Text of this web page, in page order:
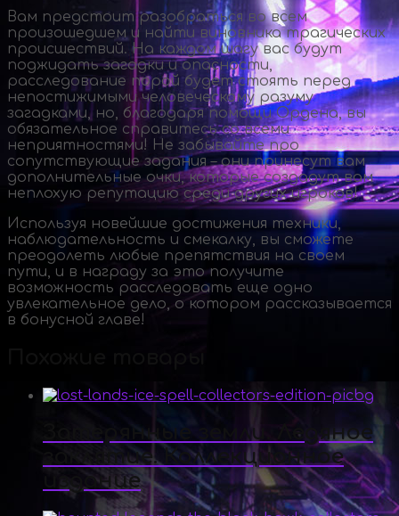
Вам предстоит разобраться во всем
произошедшем и найти виновника трагических
происшествий. На каждом шагу вас будут
поджидать загадки и опасности,
расследование порой будет стоять перед
непостижимыми человеческому разуму
загадками, но, благодаря помощи Ордена, вы
обязательное справитесь со всеми
неприятностями! Не забывайте про
сопутствующие задания – они принесут вам
дополнительные очки, которые создадут вам
неплохую репутацию среди других игроков!
Используя новейшие достижения техники,
наблюдательность и смекалку, вы сможете
преодолеть любые препятствия на своем
пути, и в награду за это получите
возможность расследовать еще одно
увлекательное дело, о котором рассказывается
в бонусной главе!
Затерянные земли. Ледяное
заклятие. Коллекционное
издание